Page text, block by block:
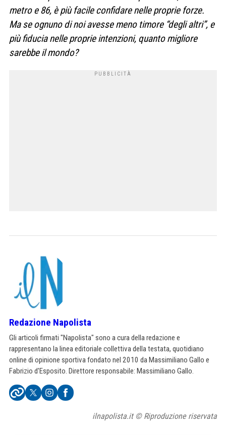
metro e 86, è più facile confidare nelle proprie forze.
Ma se ognuno di noi avesse meno timore “degli altri”, e
più fiducia nelle proprie intenzioni, quanto migliore
sarebbe il mondo?
Redazione Napolista
Gli articoli firmati "Napolista" sono a cura della redazione e
rappresentano la linea editoriale collettiva della testata, quotidiano
online di opinione sportiva fondato nel 2010 da Massimiliano Gallo e
Fabrizio d'Esposito. Direttore responsabile: Massimiliano Gallo.
ilnapolista.it © Riproduzione riservata